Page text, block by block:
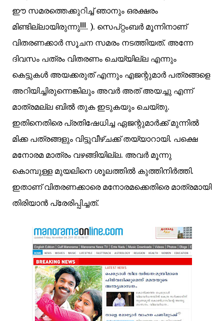
ഈ സമരത്തെക്കുറിച്ച് ഞാനും ഒരക്ഷരം
മിണ്ടില്ലായിരുന്നു!!!. ). സെപ്റ്റംബര്‍ മൂന്നിനാണ്
വിതരണക്കാര്‍ സൂചന സമരം നടത്തിയത്. അന്നേ
ദിവസം പത്രം വിതരണം ചെയ്യില്ല എന്നും
കെട്ടുകള്‍ അയക്കരുത് എന്നും എജന്റുമാര്‍ പത്രങ്ങളെ
അറിയിച്ചിരുന്നെങ്കിലും അവര്‍ അത് അയച്ചു എന്ന്
മാത്രമല്ല ബില്‍ തുക ഇടുകയും ചെയ്തു.
ഇതിനെതിരെ പ്രതിഷേധിച്ച ഏജന്റുമാര്‍ക്ക് മുന്നില്‍
മിക്ക പത്രങ്ങളും വിട്ടുവീഴ്ചക്ക് തയ്യാറായി. പക്ഷെ
മനോരമ മാത്രം വഴങ്ങിയില്ല. അവര്‍ മൂന്നു
കൊമ്പുള്ള മുയലിനെ ശൂലത്തില്‍ കുത്തിനിര്‍ത്തി.
ഇതാണ് വിതരണക്കാരെ മനോരമക്കെതിരെ മാത്രമായി
തിരിയാന്‍ പ്രേരിപ്പിച്ചത്.